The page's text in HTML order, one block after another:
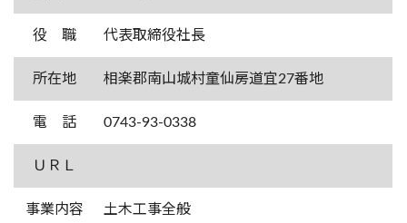
役 職 代表取締役社長
所在地 相楽郡南山城村童仙房道宜27番地
電 話 0743-93-0338
ＵＲＬ
事業内容 土木工事全般